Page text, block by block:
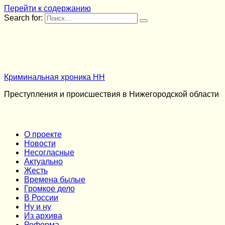
Перейти к содержанию
Search for:
Криминальная хроника НН
Преступления и происшествия в Нижегородской области
О проекте
Новости
Несогласные
Актуально
Жесть
Времена былые
Громкое дело
В России
Ну и ну
Из архива